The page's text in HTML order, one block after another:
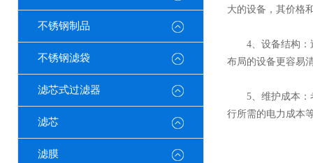
不锈钢制品
不锈钢滤袋
滤芯式过滤器
滤芯
滤膜
大的设备，其价格
4、设备结构：过
布局的设备更容易
5、维护成本：考
行所需的电力成本